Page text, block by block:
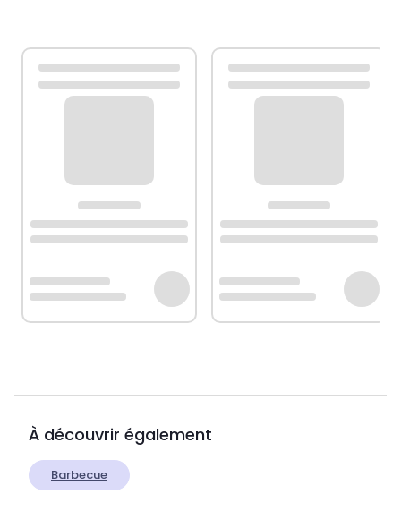
À découvrir également
Barbecue